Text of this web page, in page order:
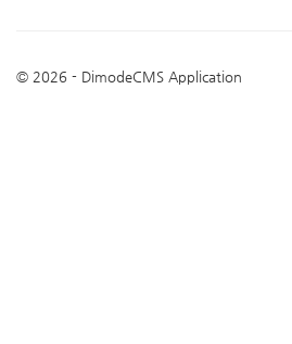
© 2026 - DimodeCMS Application